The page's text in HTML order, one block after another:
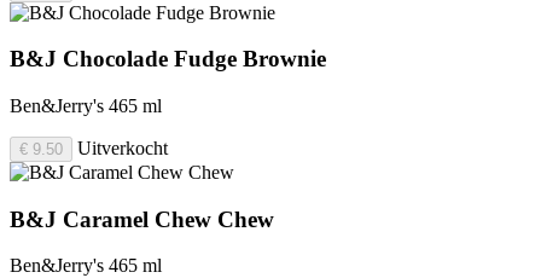
B&J Chocolade Fudge Brownie
Ben&Jerry's 465 ml
€ 9.50 Uitverkocht
B&J Caramel Chew Chew
Ben&Jerry's 465 ml